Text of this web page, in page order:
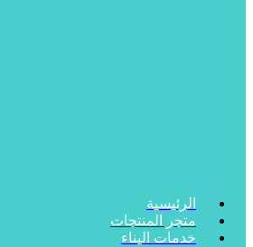
الرئيسية
متجر المنتجات
خدمات البناء